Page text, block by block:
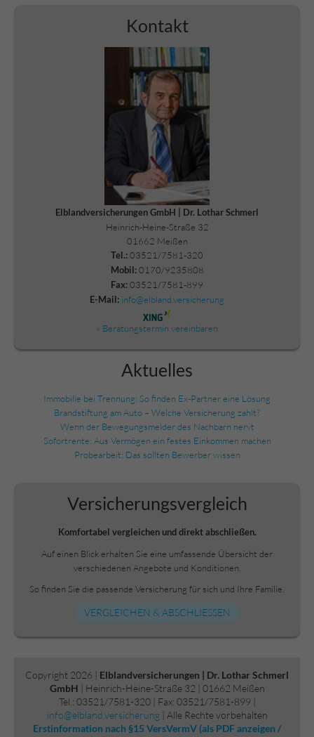
Kontakt
Elblandversicherungen GmbH | Dr. Lothar Schmerl
Heinrich-Heine-Straße 32
01662 Meißen
Tel.: 03521/7581-320
Mobil:0170/9235808
Fax: 03521/7581-899
E-Mail: info@elbland.versicherung
» Beratungstermin vereinbaren
Aktuelles
Immobilie bei Trennung: So finden Ex-Partner eine Lösung
Brandstiftung am Auto – Welche Versicherung zahlt?
Wenn der Bewegungsmelder des Nachbarn nervt
Sofortrente: Aus Vermögen ein festes Einkommen machen
Probearbeit: Das sollten Bewerber wissen
Versicherungs­vergleich
Komfortabel vergleichen und direkt abschließen.
Auf einen Blick erhalten Sie eine umfassende Übersicht der
verschiedenen Angebote und Konditionen.
So finden Sie die passende Versicherung für sich und Ihre Familie.
VERGLEICHEN & ABSCHLIESSEN
Copyright 2026 | Elblandversicherungen | Dr. Lothar Schmerl
GmbH | Heinrich-Heine-Straße 32 | 01662 Meißen
Tel.: 03521/7581-320 | Fax: 03521/7581-899 |
info@elbland.versicherung| Alle Rechte vorbehalten
Erstinformation nach §15 VersVermV (als PDF anzeigen /